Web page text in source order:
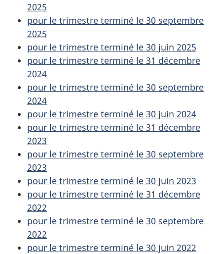
2025
pour le trimestre terminé le 30 septembre
2025
pour le trimestre terminé le 30 juin 2025
pour le trimestre terminé le 31 décembre
2024
pour le trimestre terminé le 30 septembre
2024
pour le trimestre terminé le 30 juin 2024
pour le trimestre terminé le 31 décembre
2023
pour le trimestre terminé le 30 septembre
2023
pour le trimestre terminé le 30 juin 2023
pour le trimestre terminé le 31 décembre
2022
pour le trimestre terminé le 30 septembre
2022
pour le trimestre terminé le 30 juin 2022